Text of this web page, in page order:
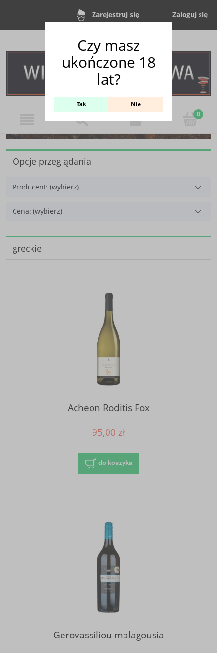
Zarejestruj się Zaloguj się
Opcje przeglądania
Producent: (wybierz)
Cena: (wybierz)
greckie
Acheon Roditis Fox
95,00 zł
do koszyka
Gerovassiliou malagousia
Czy masz
ukończone 18
lat?
Tak Nie